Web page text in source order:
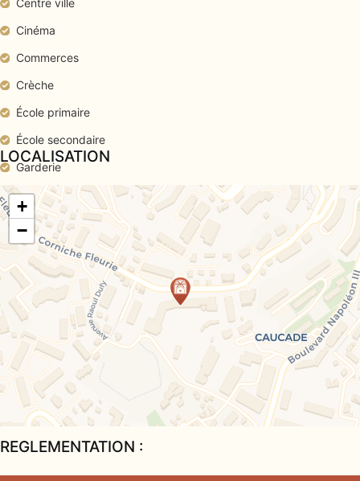
Cinéma
Commerces
Crèche
École primaire
École secondaire
Garderie
Gare
Hôpital/clinique
Médecin
Mer
Parking public
Plage
Salle de sport
Supermarché
LOCALISATION
+
−
REGLEMENTATION :